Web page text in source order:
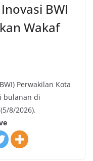
BWI
Wakaf
Perwakilan Kota
bulanan di
8/2026).